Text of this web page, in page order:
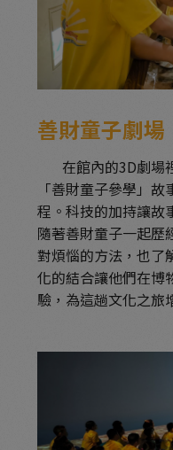
善財童子劇場
在館內的3D劇場
「善財童子參學」
程。科技的加持讓故
隨著善財童子一起歷
對煩惱的方法，也了
化的結合讓他們在博
驗，為這趟文化之旅